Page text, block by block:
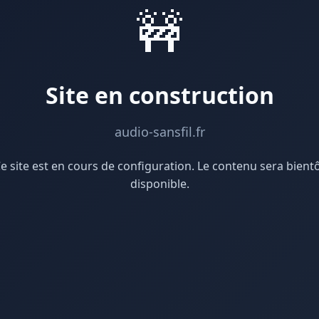
🚧
Site en construction
audio-sansfil.fr
site est en cours de configuration. Le contenu sera
disponible.